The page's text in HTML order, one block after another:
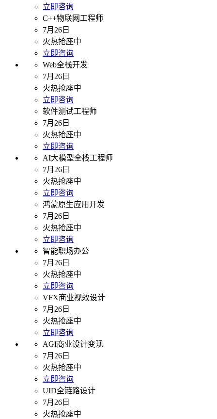
立即咨询
C++物联网工程师
7月26日
火热抢座中
立即咨询
Web全栈开发
7月26日
火热抢座中
立即咨询
软件测试工程师
7月26日
火热抢座中
立即咨询
AI大模型全栈工程师
7月26日
火热抢座中
立即咨询
鸿蒙原生应用开发
7月26日
火热抢座中
立即咨询
智能职场办公
7月26日
火热抢座中
立即咨询
VFX商业视效设计
7月26日
火热抢座中
立即咨询
AGI商业设计变现
7月26日
火热抢座中
立即咨询
UID全链路设计
7月26日
火热抢座中